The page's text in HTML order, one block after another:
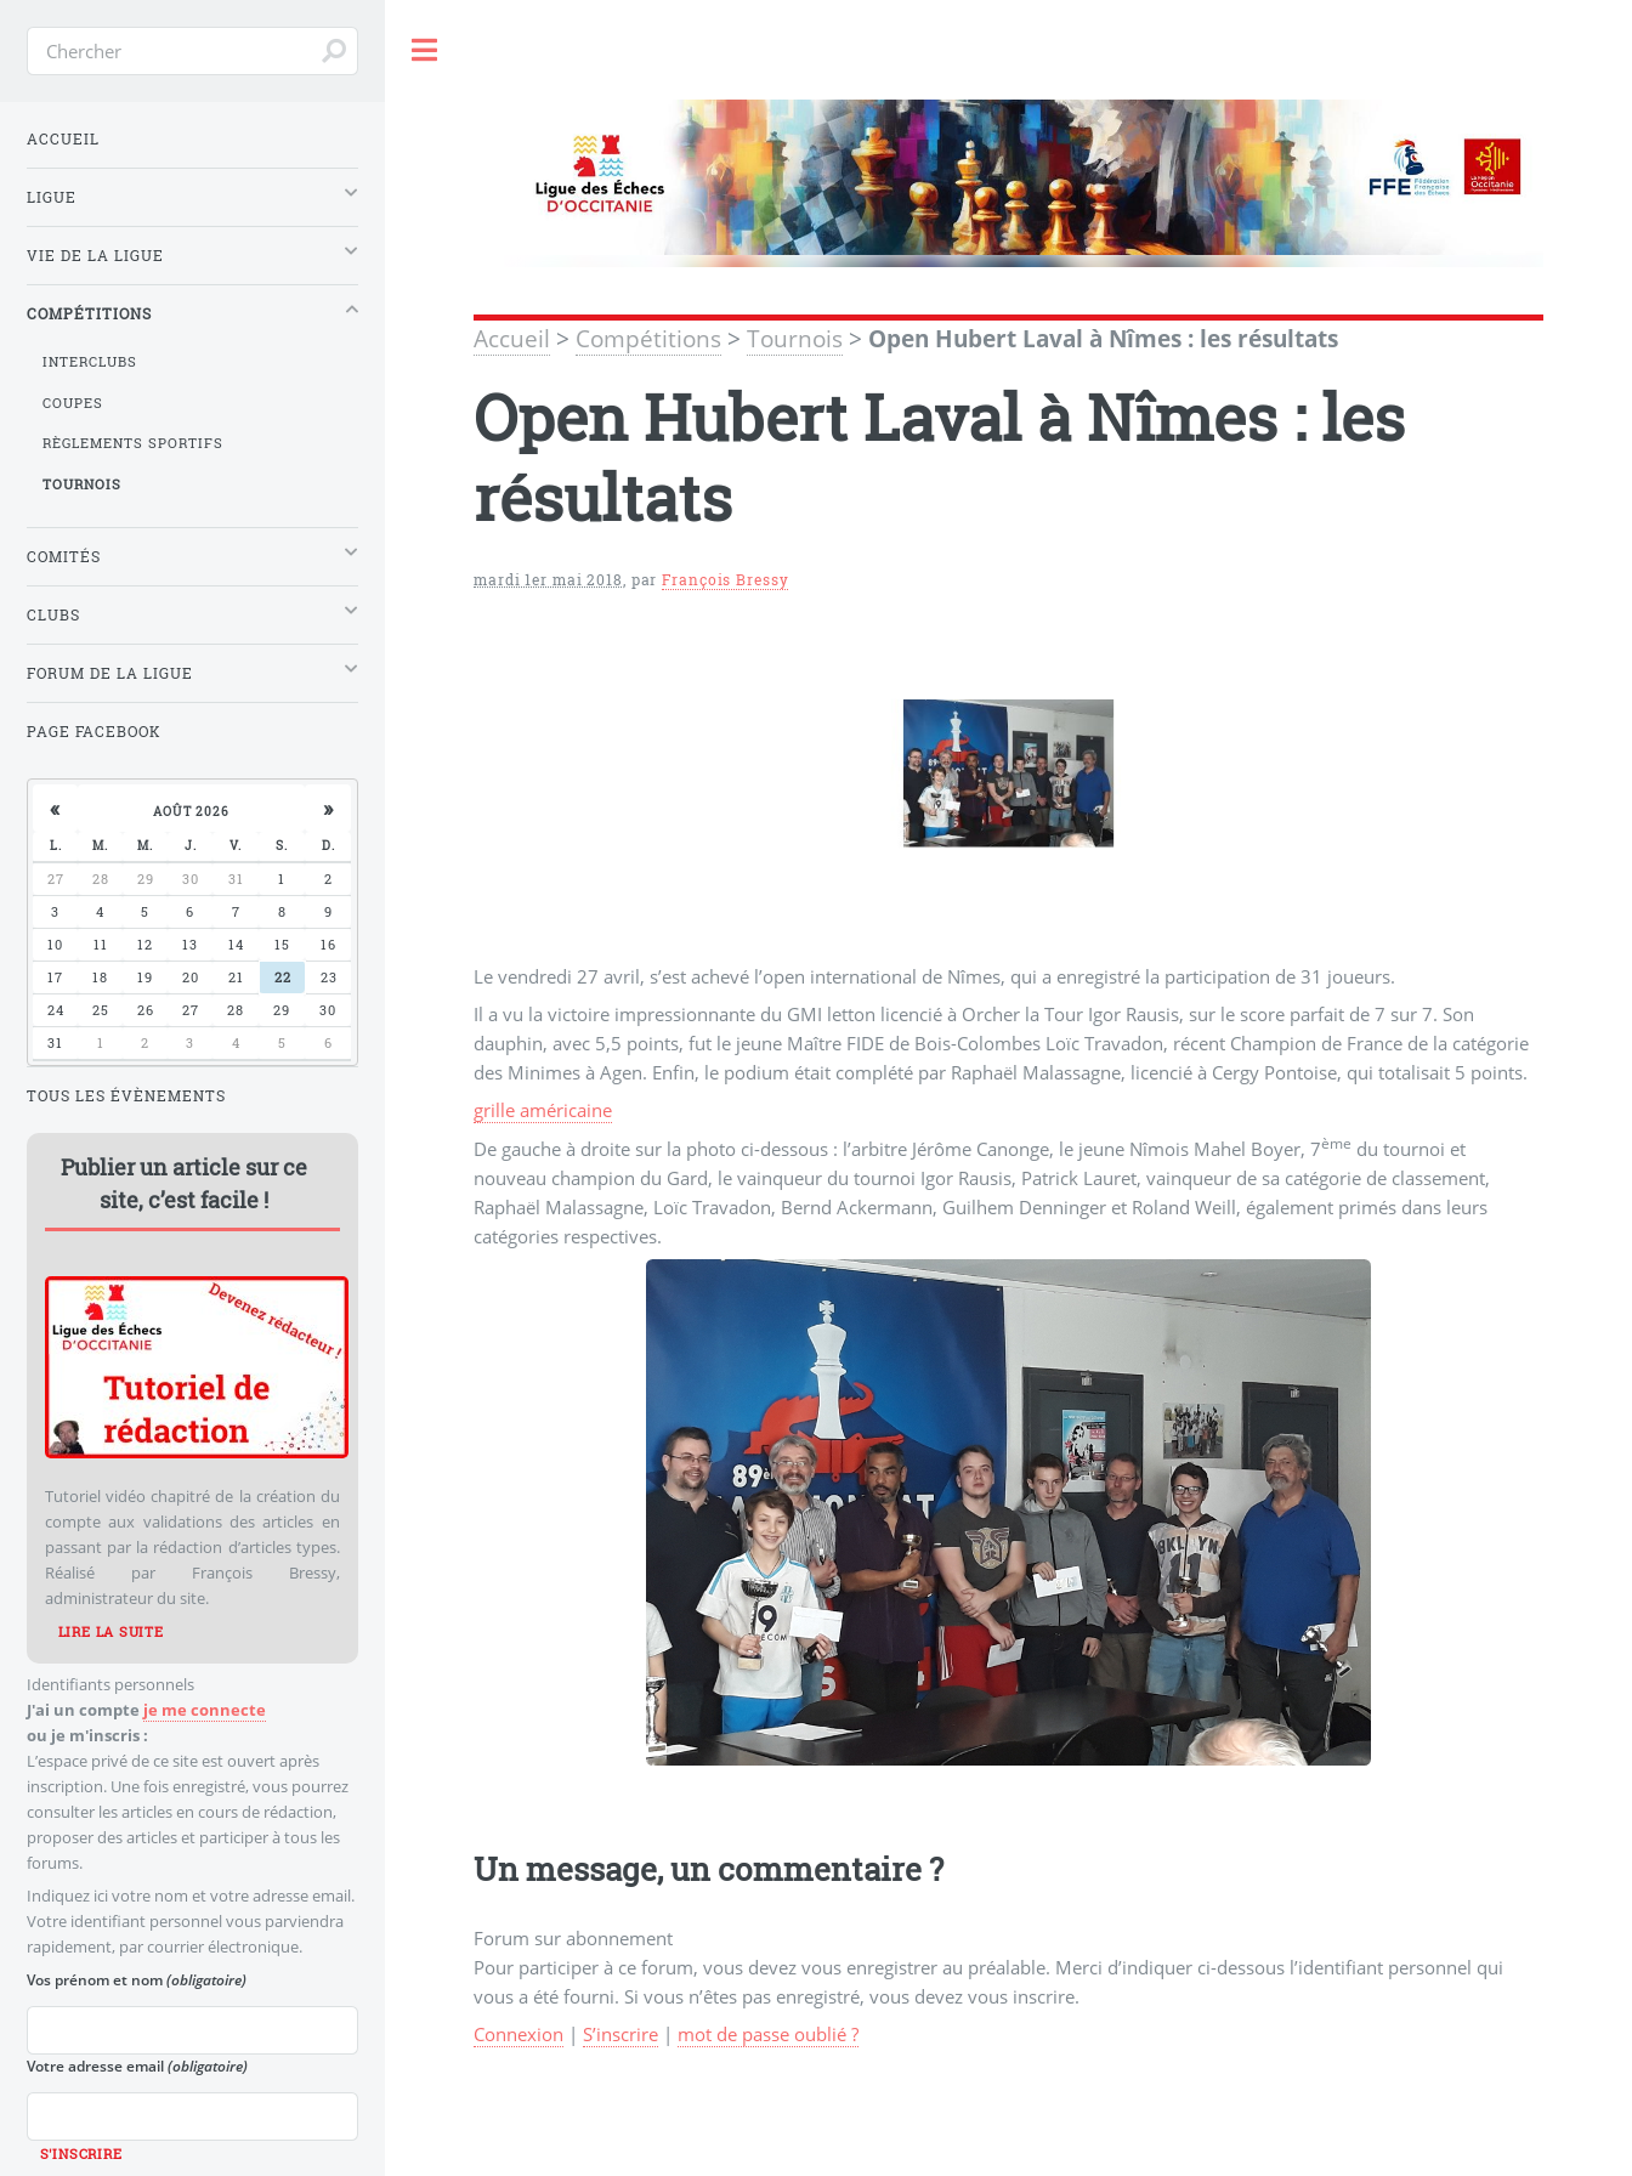
Accueil > Compétitions >Tournois > Open Hubert Laval à Nîmes : les résultats
Open Hubert Laval à Nîmes : les
résultats
mardi 1er mai 2018 parFrançois Bressy
Le vendredi 27 avril, s’est achevé l’open international de Nîmes, qui a enregistré la participation de 31 joueurs.
Il a vu la victoire impressionnante du GMI letton licencié à Orcher la Tour Igor Rausis, sur le score parfait de 7 sur 7. Son
dauphin, avec 5,5 points, fut le jeune Maître FIDE de Bois-Colombes Loïc Travadon, récent Champion de France de la catégorie
des Minimes à Agen. Enfin, le podium était complété par Raphaël Malassagne, licencié à Cergy Pontoise, qui totalisait 5 points.
grille américaine
De gauche à droite sur la photo ci-dessous : l’arbitre Jérôme Canonge, le jeune Nîmois Mahel Boyer, 7ème du tournoi et
nouveau champion du Gard, le vainqueur du tournoi Igor Rausis, Patrick Lauret, vainqueur de sa catégorie de classement,
Raphaël Malassagne, Loïc Travadon, Bernd Ackermann, Guilhem Denninger et Roland Weill, également primés dans leurs
catégories respectives.
Un message, un commentaire ?
Forum sur abonnement
Pour participer à ce forum, vous devez vous enregistrer au préalable. Merci d’indiquer ci-dessous l’identifiant personnel qui
vous a été fourni. Si vous n’êtes pas enregistré, vous devez vous inscrire.
Connexion | S’inscrire | mot de passe oublié ?
ACCUEIL
LIGUE
VIE DE LA LIGUE
COMPÉTITIONS
INTERCLUBS
COUPES
RÈGLEMENTS SPORTIFS
TOURNOIS
COMITÉS
CLUBS
FORUM DE LA LIGUE
PAGE FACEBOOK
« AOÛT 2026 »
L. M. M. J. V. S. D.
27 28 29 30 31 1
2
3
4 5 6 7 8
9
10
11 12 13 14 15
16
17
18 19 20 21 22
23
24
25 26 27 28 29
30
31
1 2 3 4 5 6
TOUS LES ÉVÈNEMENTS
Publier un article sur ce
site, c’est facile !
Tutoriel vidéo chapitré de la création du
compte aux validations des articles en
passant par la rédaction d’articles types.
Réalisé par François Bressy,
administrateur du site.
LIRE LA SUITE
J'ai un compte je me connecte
ou je m'inscris :
L’espace privé de ce site est ouvert après
inscription. Une fois enregistré, vous pourrez
consulter les articles en cours de rédaction,
proposer des articles et participer à tous les
forums.
Identifiants personnels
Indiquez ici votre nom et votre adresse email.
Votre identifiant personnel vous parviendra
rapidement, par courrier électronique.
Vos prénom et nom(obligatoire)
Votre adresse email(obligatoire)